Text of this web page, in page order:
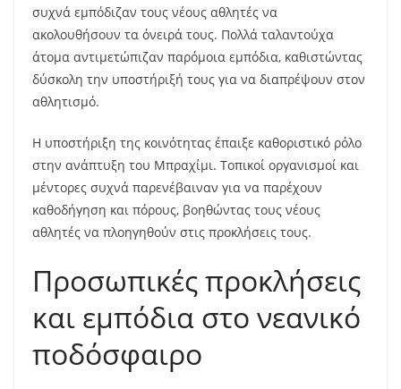
συχνά εμπόδιζαν τους νέους αθλητές να
ακολουθήσουν τα όνειρά τους. Πολλά ταλαντούχα
άτομα αντιμετώπιζαν παρόμοια εμπόδια, καθιστώντας
δύσκολη την υποστήριξή τους για να διαπρέψουν στον
αθλητισμό.
Η υποστήριξη της κοινότητας έπαιξε καθοριστικό ρόλο
στην ανάπτυξη του Μπραχίμι. Τοπικοί οργανισμοί και
μέντορες συχνά παρενέβαιναν για να παρέχουν
καθοδήγηση και πόρους, βοηθώντας τους νέους
αθλητές να πλοηγηθούν στις προκλήσεις τους.
Προσωπικές προκλήσεις
και εμπόδια στο νεανικό
ποδόσφαιρο